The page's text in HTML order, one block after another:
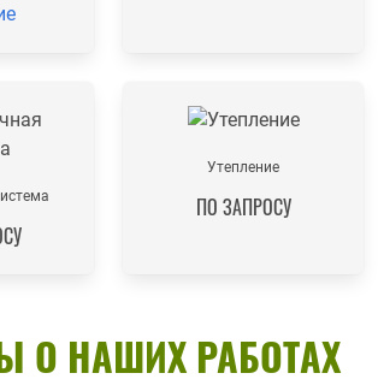
Утепление
ПО ЗАПРОСУ
О НАШИХ РАБОТАХ